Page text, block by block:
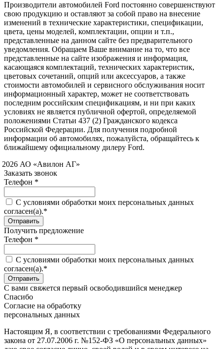
Производители автомобилей Ford постоянно совершенствуют
свою продукцию и оставляют за собой право на внесение
изменений в технические характеристики, спецификации,
цвета, цены моделей, комплектации, опции и т.п.,
представленные на данном сайте без предварительного
уведомления. Обращаем Ваше внимание на то, что все
представленные на сайте изображения и информация,
касающаяся комплектаций, технических характеристик,
цветовых сочетаний, опций или аксессуаров, а также
стоимости автомобилей и сервисного обслуживания носит
информационный характер, может не соответствовать
последним российским спецификациям, и ни при каких
условиях не является публичной офертой, определяемой
положениями Статьи 437 (2) Гражданского кодекса
Российской Федерации. Для получения подробной
информации об автомобилях, пожалуйста, обращайтесь к
ближайшему официальному дилеру Ford.
АО «Авилон АГ»
Заказать звонок
Телефон *
C условиями обработки моих персональных данных
согласен(а).*
Получить предложение
Телефон *
C условиями обработки моих персональных данных
согласен(а).*
С вами свяжется первый освободившийся менеджер
Спасибо
Согласие на обработку
персональных данных
Настоящим Я, в соответствии с требованиями Федерального
закона от 27.07.2006 г. №152-ФЗ «О персональных данных»